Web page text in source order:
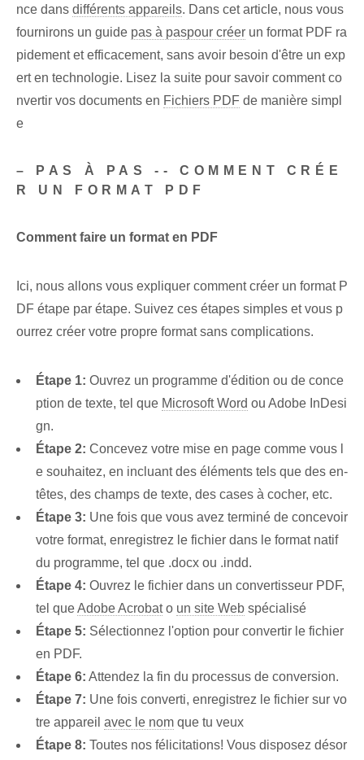
nce dans différents appareils. Dans cet article, nous vous
fournirons un guide pas à paspour créer un format PDF ra
pidement et efficacement, sans avoir besoin d'être un exp
ert en technologie. Lisez la suite pour savoir comment co
nvertir vos documents en Fichiers PDF de manière simpl
e
– PAS À PAS -- COMMENT CRÉE
R UN FORMAT PDF
Comment faire un format en PDF
Ici, nous allons vous expliquer comment créer un format P
DF étape par étape. Suivez ces étapes simples et vous p
ourrez créer votre propre format sans complications.
Étape 1: Ouvrez un programme d'édition ou de conce
ption de texte, tel que Microsoft Word ou Adobe InDesi
gn.
Étape 2: Concevez votre mise en page comme vous l
e souhaitez, en incluant des éléments tels que des en-
têtes, des champs de texte, des cases à cocher, etc.
Étape 3: Une fois que vous avez terminé de concevoir
votre format, enregistrez le fichier dans le format natif
du programme, tel que .docx ou .indd.
Étape 4: Ouvrez le fichier dans un convertisseur PDF,
tel queAdobe Acrobato un site Web spécialisé
Étape 5: Sélectionnez l'option pour convertir le fichier
en PDF.
Étape 6: Attendez la fin du processus de conversion.
Étape 7: Une fois converti, enregistrez le fichier sur vo
tre appareil avec le nom que tu veux
Étape 8: Toutes nos félicitations! Vous disposez désor